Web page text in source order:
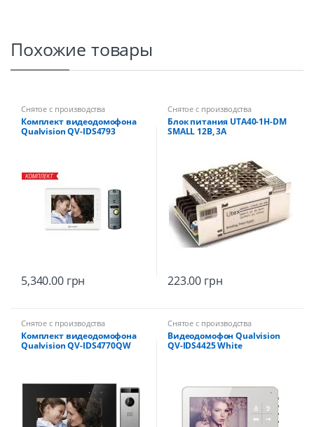
Похожие товары
Снятое с производства
Комплект видеодомофона
Qualvision QV-IDS4793
5,340.00грн
Снятое с производства
Блок питания UTA40-1H-DM
SMALL 12В, 3А
223.00 грн
Снятое с производства
Комплект видеодомофона
Qualvision QV-IDS4770QW
Снятое с производства
Видеодомофон Qualvision
QV-IDS4425 White